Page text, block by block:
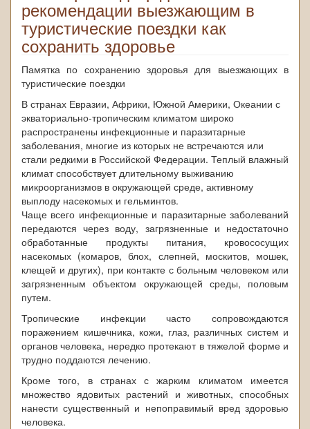
рекомендации выезжающим в
туристические поездки как
сохранить здоровье
Памятка по сохранению здоровья для выезжающих в
туристические поездки
В странах Евразии, Африки, Южной Америки, Океании с
экваториально-тропическим климатом широко
распространены инфекционные и паразитарные
заболевания, многие из которых не встречаются или
стали редкими в Российской Федерации. Теплый влажный
климат способствует длительному выживанию
микроорганизмов в окружающей среде, активному
выплоду насекомых и гельминтов.
Чаще всего инфекционные и паразитарные заболеваний
передаются через воду, загрязненные и недостаточно
обработанные продукты питания, кровососущих
насекомых (комаров, блох, слепней, москитов, мошек,
клещей и других), при контакте с больным человеком или
загрязненным объектом окружающей среды, половым
путем.
Тропические инфекции часто сопровождаются
поражением кишечника, кожи, глаз, различных систем и
органов человека, нередко протекают в тяжелой форме и
трудно поддаются лечению.
Кроме того, в странах с жарким климатом имеется
множество ядовитых растений и животных, способных
нанести существенный и непоправимый вред здоровью
человека.